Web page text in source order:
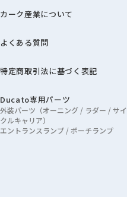
カーク産業について
よくある質問
特定商取引法に基づく表記
Ducato専用パーツ
外装パーツ（オーニング / ラダー / サイ
クルキャリア）
エントランスランプ / ポーチランプ